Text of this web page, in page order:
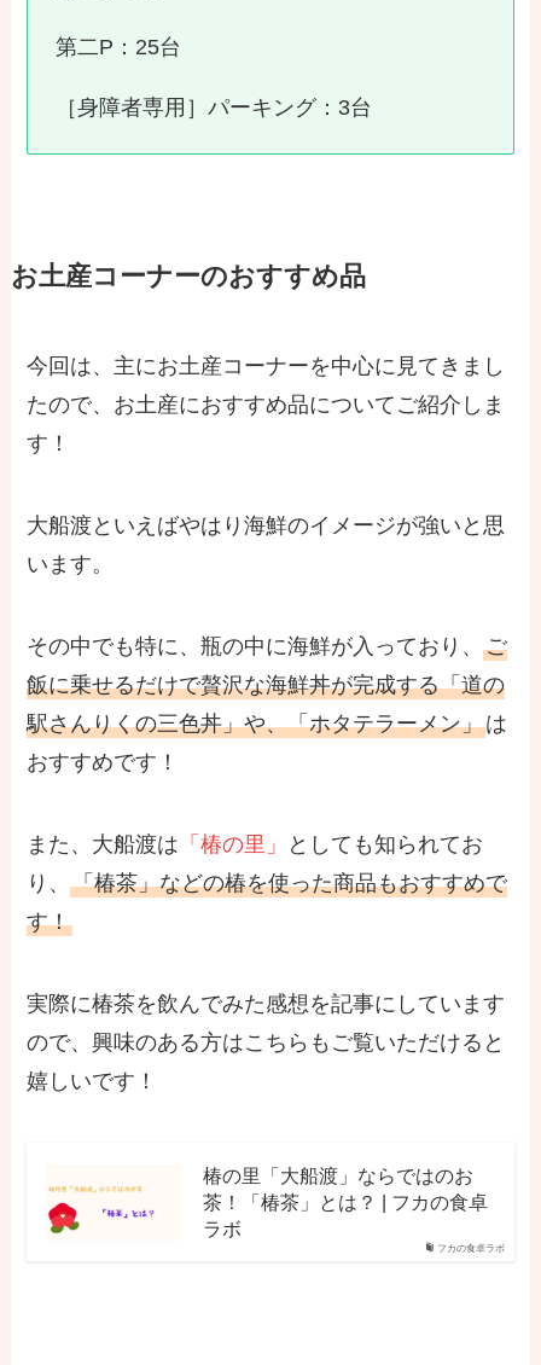
第二P：25台
［身障者専用］パーキング：3台
お土産コーナーのおすすめ品
今回は、主にお土産コーナーを中心に見てきまし
たので、お土産におすすめ品についてご紹介しま
す！
大船渡といえばやはり海鮮のイメージが強いと思
います。
その中でも特に、瓶の中に海鮮が入っており、ご
飯に乗せるだけで贅沢な海鮮丼が完成する「道の
駅さんりくの三色丼」や、「ホタテラーメン」は
おすすめです！
また、大船渡は 「椿の里」
としても知られてお
り、「椿茶」などの椿を使った商品もおすすめで
す！
実際に椿茶を飲んでみた感想を記事にしています
ので、興味のある方はこちらもご覧いただけると
嬉しいです！
フカの食卓ラボ
椿の里「大船渡」ならではのお
茶！「椿茶」とは？ | フカの食卓
ラボ